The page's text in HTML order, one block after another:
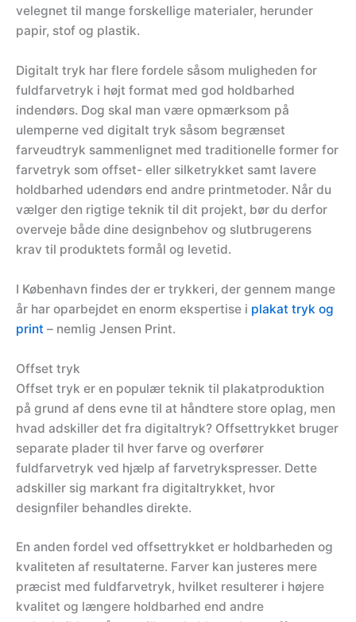
velegnet til mange forskellige materialer, herunder
papir, stof og plastik.
Digitalt tryk har flere fordele såsom muligheden for
fuldfarvetryk i højt format med god holdbarhed
indendørs. Dog skal man være opmærksom på
ulemperne ved digitalt tryk såsom begrænset
farveudtryk sammenlignet med traditionelle former for
farvetryk som offset- eller silketrykket samt lavere
holdbarhed udendørs end andre printmetoder. Når du
vælger den rigtige teknik til dit projekt, bør du derfor
overveje både dine designbehov og slutbrugerens
krav til produktets formål og levetid.
I København findes der er trykkeri, der gennem mange
år har oparbejdet en enorm ekspertise i plakat tryk og
print – nemlig Jensen Print.
Offset tryk
Offset tryk er en populær teknik til plakatproduktion
på grund af dens evne til at håndtere store oplag, men
hvad adskiller det fra digitaltryk? Offsettrykket bruger
separate plader til hver farve og overfører
fuldfarvetryk ved hjælp af farvetrykspresser. Dette
adskiller sig markant fra digitaltrykket, hvor
designfiler behandles direkte.
En anden fordel ved offsettrykket er holdbarheden og
kvaliteten af resultaterne. Farver kan justeres mere
præcist med fuldfarvetryk, hvilket resulterer i højere
kvalitet og længere holdbarhed end andre